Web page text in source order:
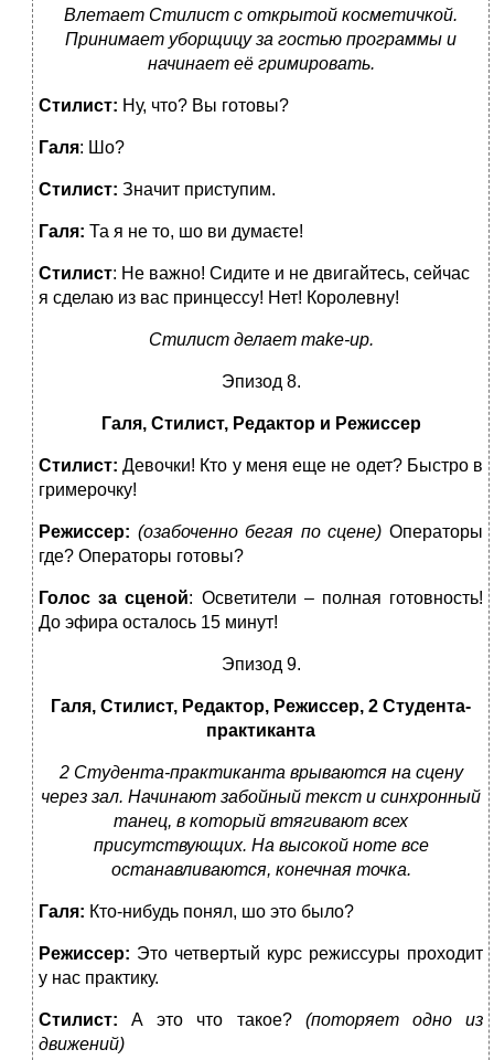
Влетает Стилист с открытой косметичкой.
Принимает уборщицу за гостью программы и
начинает её гримировать.
Стилист: Ну, что? Вы готовы?
Галя: Шо?
Стилист: Значит приступим.
Галя: Та я не то, шо ви думаєте!
Стилист: Не важно! Сидите и не двигайтесь, сейчас
я сделаю из вас принцессу! Нет! Королевну!
Стилист делает make-up.
Эпизод 8.
Галя, Стилист, Редактор и Режиссер
Стилист:Девочки! Кто у меня еще не одет? Быстро в
гримерочку!
Режиссер: (озабоченно бегая по сцене)Операторы
где? Операторы готовы?
Голос за сценой: Осветители – полная готовность!
До эфира осталось 15 минут!
Эпизод 9.
Галя, Стилист, Редактор, Режиссер, 2 Студента-
практиканта
2 Студента-практиканта врываются на сцену
через зал. Начинают забойный текст и синхронный
танец, в который втягивают всех
присутствующих. На высокой ноте все
останавливаются, конечная точка.
Галя: Кто-нибудь понял, шо это было?
Режиссер: Это четвертый курс режиссуры проходит
у нас практику.
Стилист: А это что такое? (поторяет одно из
движений)